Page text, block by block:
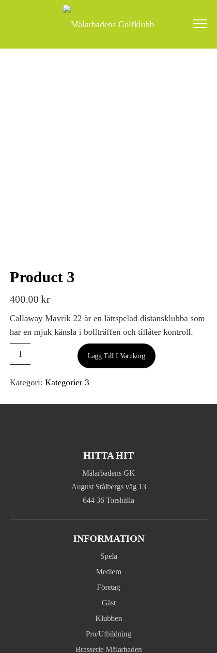
Product 3
400.00 kr
Callaway Mavrik 22 är en lättspelad distansklubba som
har en mjuk känsla i bollträffen och tillåter kontroll.
Lägg Till I Varukorg
Kategori: Kategorier 3
INFORMATION
Spela
Medlem
Företag
Gäst
Klubben
Pro/Utbildning
Brasserie Mälarbaden
HITTA HIT
Mälarbadens GK
August Stålbergs väg 13
644 36 Torshälla